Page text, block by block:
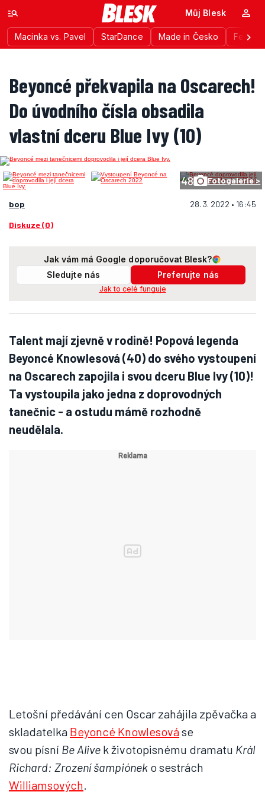
Macinka vs. Pavel StarDance Made in Česko
Můj Blesk
Beyoncé překvapila na Oscarech!
Do úvodního čísla obsadila
vlastní dceru Blue Ivy (10)
48 Fotogalerie >
bop 28. 3. 2022 • 16:45
Diskuze (0)
Jak vám má Google doporučovat Blesk?
Sledujte nás
Preferujte nás
Jak to celé funguje
Talent mají zjevně v rodině! Popová legenda
Beyoncé Knowlesová (40) do svého vystoupení
na Oscarech zapojila i svou dceru Blue Ivy (10)!
Ta vystoupila jako jedna z doprovodných
tanečnic - a ostudu mámě rozhodně
neudělala.
Letošní předávání cen Oscar zahájila zpěvačka a
skladatelka Beyoncé Knowlesováse
svou písní Be Alive k životopisnému dramatu Král
Richard: Zrození šampiónek o sestrách
Williamsových.